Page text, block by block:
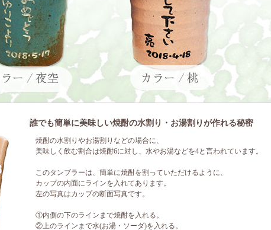
誰でも簡単に美味しい焼酎の水割り・お湯割りが作れる秘密
焼酎の水割りやお湯割りなどの場合に、
美味しく飲む割合は焼酎6に対し、水やお湯などを4と言われています。
このタンブラーは、簡単に焼酎を割っていただけるように、
カップの内面にラインを入れてあります。
左の写真はカップの断面写真です。
①内側の下のラインまで焼酎を入れる。
②上のラインまで水(お湯・ソーダ)を入れる。